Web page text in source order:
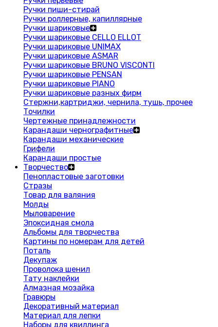
Ручки пиши-стирай
Ручки роллерные, капиллярные
Ручки шариковые
Ручки шариковые CELLO ELLOT
Ручки шариковые UNIMAX
Ручки шариковые ASMAR
Ручки шариковые BRUNO VISCONTI
Ручки шариковые PENSAN
Ручки шариковые PIANO
Ручки шариковые разных фирм
Стержни,картриджи, чернила, тушь, прочее
Точилки
Чертежные принадлежности
Карандаши чернографитные
Карандаши механические
Грифели
Карандаши простые
Творчество
Пенопластовые заготовки
Стразы
Товар для валяния
Молды
Мыловарение
Эпоксидная смола
Альбомы для творчества
Картины по номерам для детей
Поталь
Декупаж
Проволока шенил
Тату наклейки
Алмазная мозайка
Гравюры
Декоративный материал
Материал для лепки
Наборы для квиллинга